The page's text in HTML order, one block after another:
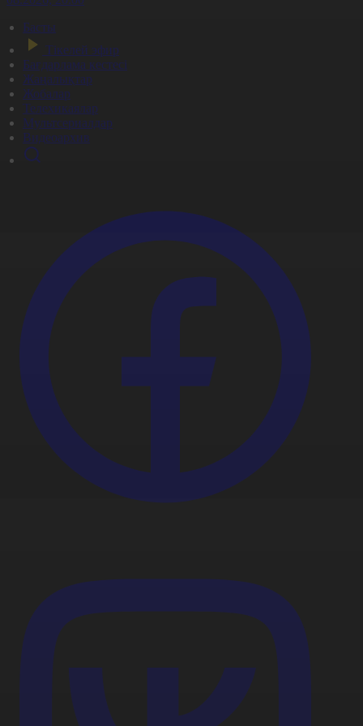
Басты
Тікелей эфир
Бағдарлама кестесі
Жаңалықтар
Жобалар
Телехикаялар
Мультсериалдар
Видеоархив